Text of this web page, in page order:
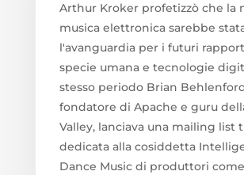
Arthur Kroker profetizzò che la
musica elettronica sarebbe
l'avanguardia per i futuri
specie umana e tecnologie
stesso periodo Brian
fondatore di Apache e guru
Valley, lanciava una mailing list
dedicata alla cosiddetta
Dance Music di produttori